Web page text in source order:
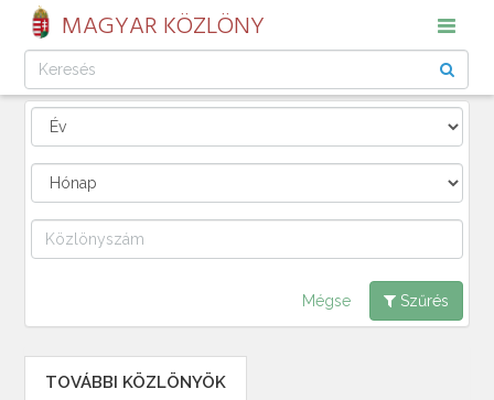
MAGYAR KÖZLÖNY
Mégse Szűrés
TOVÁBBI KÖZLÖNYÖK